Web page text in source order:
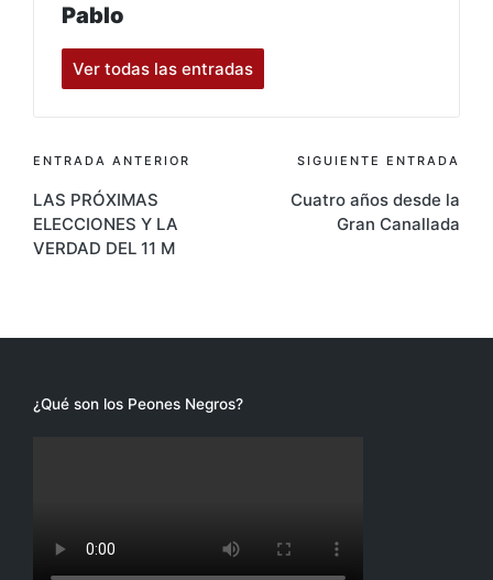
Pablo
Ver todas las entradas
Navegación
de
entradas
ENTRADA ANTERIOR
LAS PRÓXIMAS
ELECCIONES Y LA
VERDAD DEL 11 M
SIGUIENTE ENTRADA
Cuatro años desde la
Gran Canallada
¿Qué son los Peones Negros?